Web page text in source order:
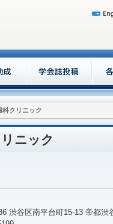
科クリニック
ニック
渋谷区南平台町15-13 帝都渋